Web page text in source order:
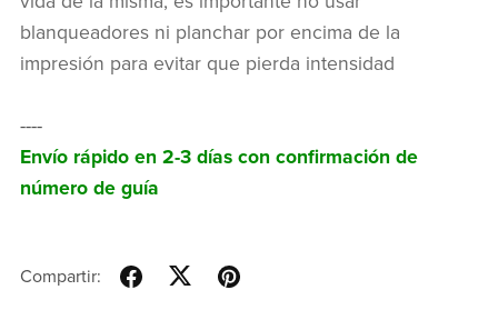
blanqueadores ni planchar por encima de la
impresión para evitar que pierda intensidad
----
Envío rápido en 2-3 días con confirmación de
número de guía
Compartir: